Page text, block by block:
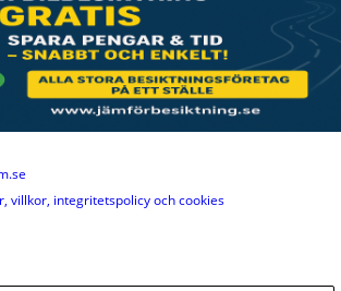
villkor, integritetspolicy och cookies